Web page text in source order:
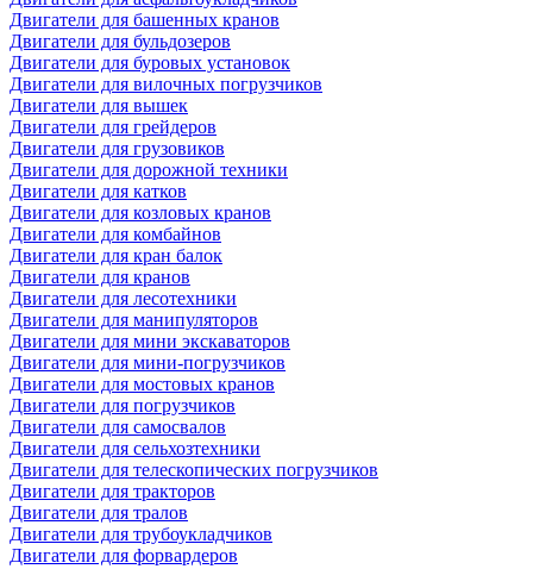
Двигатели для башенных кранов
Двигатели для бульдозеров
Двигатели для буровых установок
Двигатели для вилочных погрузчиков
Двигатели для вышек
Двигатели для грейдеров
Двигатели для грузовиков
Двигатели для дорожной техники
Двигатели для катков
Двигатели для козловых кранов
Двигатели для комбайнов
Двигатели для кран балок
Двигатели для кранов
Двигатели для лесотехники
Двигатели для манипуляторов
Двигатели для мини экскаваторов
Двигатели для мини-погрузчиков
Двигатели для мостовых кранов
Двигатели для погрузчиков
Двигатели для самосвалов
Двигатели для сельхозтехники
Двигатели для телескопических погрузчиков
Двигатели для тракторов
Двигатели для тралов
Двигатели для трубоукладчиков
Двигатели для форвардеров